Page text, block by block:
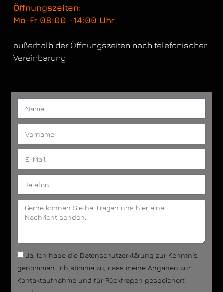
Öffnungszeiten:
Mo-Fr 08:00 -14:00 Uhr
außerhalb der Öffnungszeiten nach telefonischer
Vereinbarung
Ja, Ich habe die Datenschutzerklärung zur Kenntnis
genommen. Ich stimme zu, dass meine Angaben zur
Kontaktaufnahme und für Rückfragen gespeichert